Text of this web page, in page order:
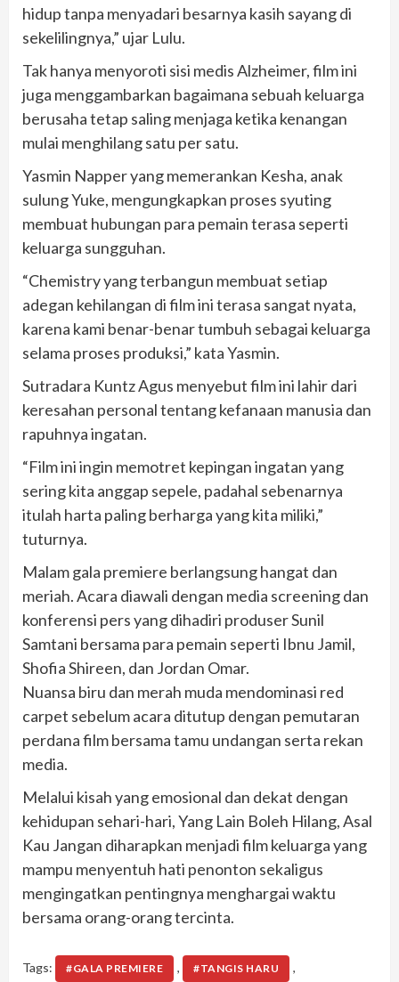
hidup tanpa menyadari besarnya kasih sayang di
sekelilingnya,” ujar Lulu.
Tak hanya menyoroti sisi medis Alzheimer, film ini
juga menggambarkan bagaimana sebuah keluarga
berusaha tetap saling menjaga ketika kenangan
mulai menghilang satu per satu.
Yasmin Napper yang memerankan Kesha, anak
sulung Yuke, mengungkapkan proses syuting
membuat hubungan para pemain terasa seperti
keluarga sungguhan.
“Chemistry yang terbangun membuat setiap
adegan kehilangan di film ini terasa sangat nyata,
karena kami benar-benar tumbuh sebagai keluarga
selama proses produksi,” kata Yasmin.
Sutradara Kuntz Agus menyebut film ini lahir dari
keresahan personal tentang kefanaan manusia dan
rapuhnya ingatan.
“Film ini ingin memotret kepingan ingatan yang
sering kita anggap sepele, padahal sebenarnya
itulah harta paling berharga yang kita miliki,”
tuturnya.
Malam gala premiere berlangsung hangat dan
meriah. Acara diawali dengan media screening dan
konferensi pers yang dihadiri produser Sunil
Samtani bersama para pemain seperti Ibnu Jamil,
Shofia Shireen, dan Jordan Omar.
Nuansa biru dan merah muda mendominasi red
carpet sebelum acara ditutup dengan pemutaran
perdana film bersama tamu undangan serta rekan
media.
Melalui kisah yang emosional dan dekat dengan
kehidupan sehari-hari, Yang Lain Boleh Hilang, Asal
Kau Jangan diharapkan menjadi film keluarga yang
mampu menyentuh hati penonton sekaligus
mengingatkan pentingnya menghargai waktu
bersama orang-orang tercinta.
Tags: #GALA PREMIERE , #TANGIS HARU ,